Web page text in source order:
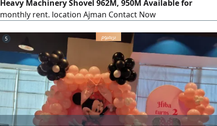
Heavy Machinery Shovel 962M, 950M Available for
monthly rent. location Ajman Contact Now
5